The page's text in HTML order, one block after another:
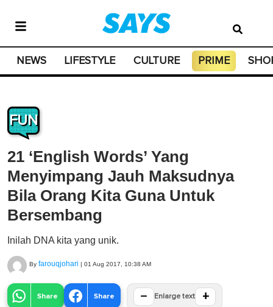
NEWS LIFESTYLE CULTURE PRIME
FUN
21 ‘English Words’ Yang
Menyimpang Jauh Maksudnya
Bila Orang Kita Guna Untuk
Bersembang
Inilah DNA kita yang unik.
By farouqjohari | 01 Aug 2017, 10:38 AM
Share Share − Enlarge text +